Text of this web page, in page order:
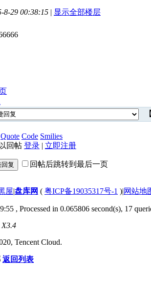
8-29 00:38:15 | 显示全部楼层
Quote Code Smilies
回帖 登录 | 立即注册
回复 回帖后跳转到最后一页
屋|盘库网 ( 粤ICP备19035317号-1 )|网站地
, Processed in 0.065806 second(s), 17
X3.4
Tencent Cloud.
返回列表